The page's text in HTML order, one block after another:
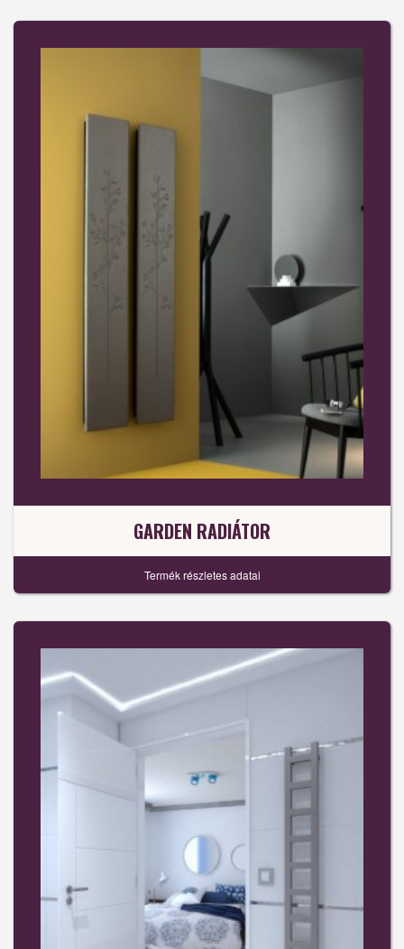
GARDEN RADIÁTOR
Termék részletes adatai